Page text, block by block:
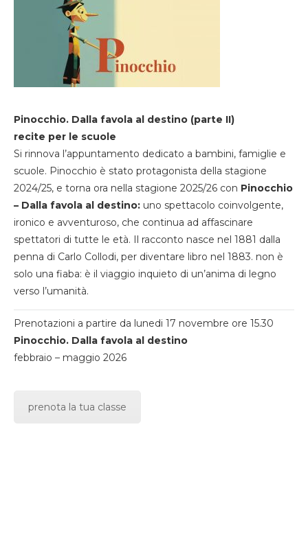
Pinocchio. Dalla favola al destino (parte II)
recite per le scuole
Si rinnova l’appuntamento dedicato a bambini, famiglie e
scuole. Pinocchio è stato protagonista della stagione
2024/25, e torna ora nella stagione 2025/26 con Pinocchio
– Dalla favola al destino: uno spettacolo coinvolgente,
ironico e avventuroso, che continua ad affascinare
spettatori di tutte le età. Il racconto nasce nel 1881 dalla
penna di Carlo Collodi, per diventare libro nel 1883. non è
solo una fiaba: è il viaggio inquieto di un’anima di legno
verso l’umanità.
Prenotazioni a partire da lunedi 17 novembre ore 15.30
Pinocchio. Dalla favola al destino
febbraio – maggio 2026
prenota la tua classe